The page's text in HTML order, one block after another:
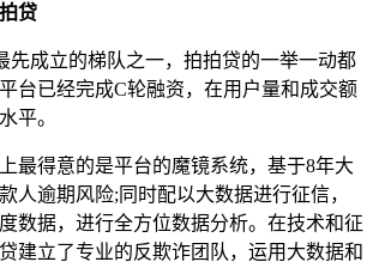
贷
先成立的梯队之一，拍拍贷的一举一动都
台已经完成C轮融资，在用户量和成交额
平。
最得意的是平台的魔镜系统，基于8年大
人逾期风险;同时配以大数据进行征信，
数据，进行全方位数据分析。在技术和征
建立了专业的反欺诈团队，运用大数据和